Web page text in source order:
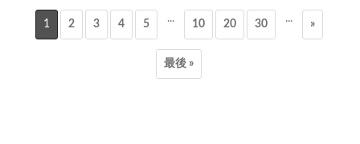
1 2 3 4 5 ... 10 20 30 ... »
最後 »